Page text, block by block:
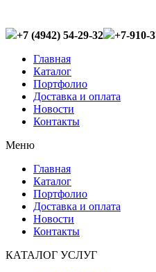
+7 (4942) 54-29-32
+7-910-
Главная
Каталог
Портфолио
Доставка и оплата
Новости
Контакты
Меню
Главная
Каталог
Портфолио
Доставка и оплата
Новости
Контакты
КАТАЛОГ УСЛУГ